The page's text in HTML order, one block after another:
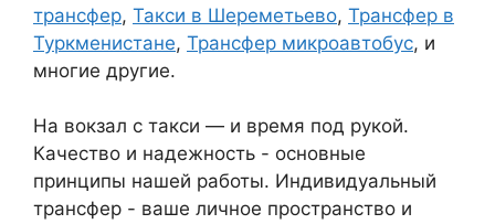
трансфер, Такси в Шереметьево, Трансфер в
Туркменистане, Трансфер микроавтобус, и
многие другие.
На вокзал с такси — и время под рукой.
Качество и надежность - основные
принципы нашей работы. Индивидуальный
трансфер - ваше личное пространство и